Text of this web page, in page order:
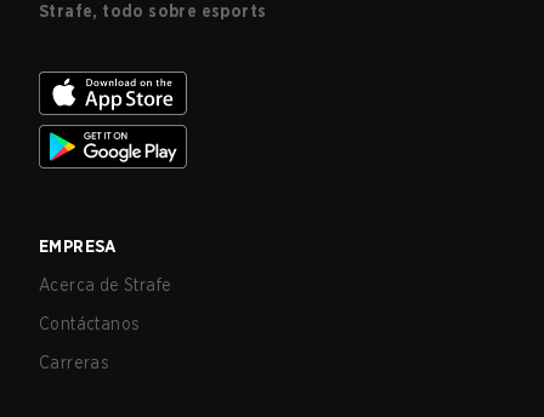
Strafe, todo sobre esports
EMPRESA
Acerca de Strafe
Contáctanos
Carreras